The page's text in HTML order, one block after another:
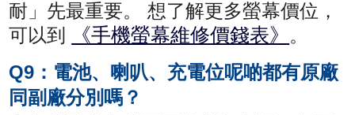
耐」先最重要。 想了解更多螢幕價位，
可以到
《手機螢幕維修價錢表》 。
Q9：電池、喇叭、充電位呢啲都有原廠
同副廠分別嗎？